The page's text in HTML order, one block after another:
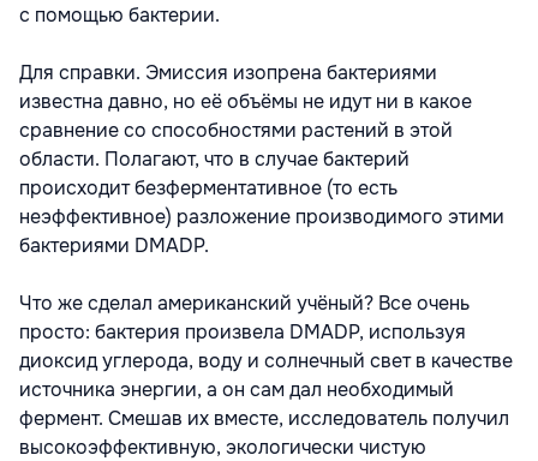
с помощью бактерии.
Для справки. Эмиссия изопрена бактериями
известна давно, но её объёмы не идут ни в какое
сравнение со способностями растений в этой
области. Полагают, что в случае бактерий
происходит безферментативное (то есть
неэффективное) разложение производимого этими
бактериями DMADP.
Что же сделал американский учёный? Все очень
просто: бактерия произвела DMADP, используя
диоксид углерода, воду и солнечный свет в качестве
источника энергии, а он сам дал необходимый
фермент. Смешав их вместе, исследователь получил
высокоэффективную, экологически чистую